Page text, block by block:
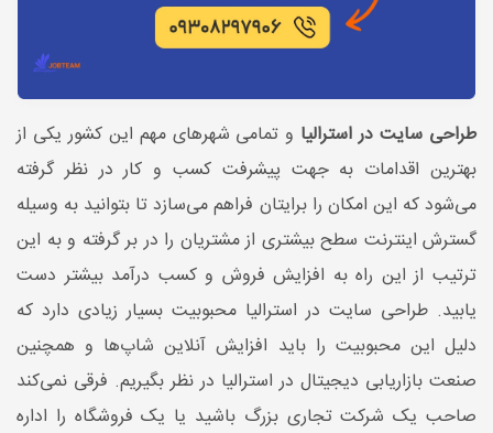
طراحی سایت در استرالیا و تمامی شهرهای مهم این کشور یکی از
بهترین اقدامات به جهت پیشرفت کسب و کار در نظر گرفته
می‌شود که این امکان را برایتان فراهم می‌سازد تا بتوانید به وسیله
گسترش اینترنت سطح بیشتری از مشتریان را در بر گرفته و به این
ترتیب از این راه به افزایش فروش و کسب درآمد بیشتر دست
یابید. طراحی سایت در استرالیا محبوبیت بسیار زیادی دارد که
دلیل این محبوبیت را باید افزایش آنلاین شاپ‌ها و همچنین
صنعت بازاریابی دیجیتال در استرالیا در نظر بگیریم. فرقی نمی‌کند
صاحب یک شرکت تجاری بزرگ باشید یا یک فروشگاه را اداره